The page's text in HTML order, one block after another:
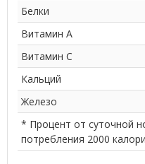
Белки
Витамин A
Витамин C
Кальций
Железо
* Процент от суточной
потребления 2000